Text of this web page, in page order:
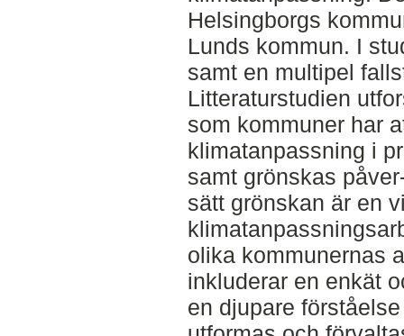
Helsingborgs
Lunds kommun. I
samt en multipel
Litteraturstudien
som kommuner har
klimatanpassning i
samt grönskas
sätt grönskan är en
olika kommunernas
inkluderar en enkät
en djupare